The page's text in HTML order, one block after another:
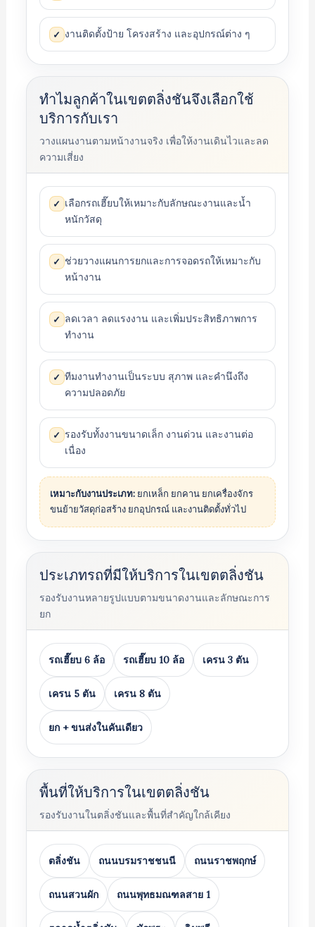
✓ งานติดตั้งป้าย โครงสร้าง และอุปกรณ์ต่าง ๆ
ทำไมลูกค้าในเขตตลิ่งชันจึงเลือกใช้
บริการกับเรา
วางแผนงานตามหน้างานจริง เพื่อให้งานเดินไวและลด
ความเสี่ยง
✓ เลือกรถเฮี๊ยบให้เหมาะกับลักษณะงานและน้ำ
หนักวัสดุ
✓ ช่วยวางแผนการยกและการจอดรถให้เหมาะกับ
หน้างาน
✓ ลดเวลา ลดแรงงาน และเพิ่มประสิทธิภาพการ
ทำงาน
✓ ทีมงานทำงานเป็นระบบ สุภาพ และคำนึงถึง
ความปลอดภัย
✓ รองรับทั้งงานขนาดเล็ก งานด่วน และงานต่อ
เนื่อง
เหมาะกับงานประเภท:ยกเหล็ก ยกคาน ยกเครื่องจักร
ขนย้ายวัสดุก่อสร้าง ยกอุปกรณ์ และงานติดตั้งทั่วไป
ประเภทรถที่มีให้บริการในเขตตลิ่งชัน
รองรับงานหลายรูปแบบตามขนาดงานและลักษณะการ
ยก
รถเฮี๊ยบ 6 ล้อ รถเฮี๊ยบ 10 ล้อ เครน 3 ตัน
เครน 5 ตัน เครน 8 ตัน
ยก + ขนส่งในคันเดียว
พื้นที่ให้บริการในเขตตลิ่งชัน
รองรับงานในตลิ่งชันและพื้นที่สำคัญใกล้เคียง
ตลิ่งชัน ถนนบรมราชชนนี ถนนราชพฤกษ์
ถนนสวนผัก ถนนพุทธมณฑลสาย 1